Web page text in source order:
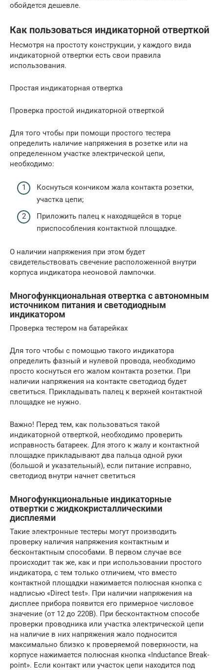
обойдется дешевле.
Как пользоваться индикаторной отверткой
Несмотря на простоту конструкции, у каждого вида
индикаторной отвертки есть свои правила
использования.
Простая индикаторная отвертка
Проверка простой индикаторной отверткой
Для того чтобы при помощи простого тестера
определить наличие напряжения в розетке или на
определенном участке электрической цепи,
необходимо:
Коснуться кончиком жала контакта розетки,
участка цепи;
Приложить палец к находящейся в торце
приспособления контактной площадке.
О наличии напряжения при этом будет
свидетельствовать свечение расположенной внутри
корпуса индикатора неоновой лампочки.
Многофункциональная отвертка с автономным
источником питания и светодиодным
индикатором
Проверка тестером на батарейках
Для того чтобы с помощью такого индикатора
определить фазный и нулевой провода, необходимо
просто коснуться его жалом контакта розетки. При
наличии напряжения на контакте светодиод будет
светиться. Прикладывать палец к верхней контактной
площадке не нужно.
Важно! Перед тем, как пользоваться такой
индикаторной отверткой, необходимо проверить
исправность батареек. Для этого к жалу и контактной
площадке прикладывают два пальца одной руки
(большой и указательный), если питание исправно,
светодиод внутри начнет светиться
Многофункциональные индикаторные
отвертки с жидкокристаллическими
дисплеями
Такие электронные тестеры могут производить
проверку наличия напряжения контактным и
бесконтактным способами. В первом случае все
происходит так же, как и при использовании простого
индикатора, с тем только отличием, что вместо
контактной площадки нажимается полюсная кнопка с
надписью «Direct test». При наличии напряжения на
дисплее прибора появится его примерное числовое
значение (от 12 до 220В). При бесконтактном способе
проверки проводника или участка электрической цепи
на наличие в них напряжения жало подносится
максимально близко к проверяемой поверхности, на
корпусе нажимается полюсная кнопка «Inductance Break-
point». Если контакт или участок цепи находится под